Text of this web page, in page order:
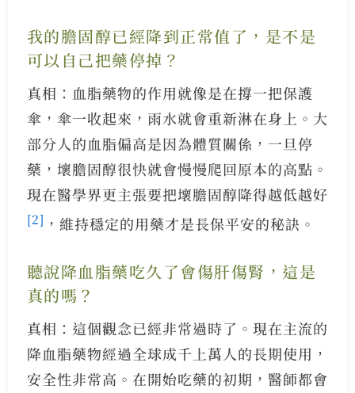
我的膽固醇已經降到正常值了，是不是
可以自己把藥停掉？
真相：血脂藥物的作用就像是在撐一把保護
傘，傘一收起來，雨水就會重新淋在身上。大
部分人的血脂偏高是因為體質關係，一旦停
藥，壞膽固醇很快就會慢慢爬回原本的高點。
現在醫學界更主張要把壞膽固醇降得越低越好
[2] ，維持穩定的用藥才是長保平安的秘訣。
聽說降血脂藥吃久了會傷肝傷腎，這是
真的嗎？
真相：這個觀念已經非常過時了。現在主流的
降血脂藥物經過全球成千上萬人的長期使用，
安全性非常高。在開始吃藥的初期，醫師都會